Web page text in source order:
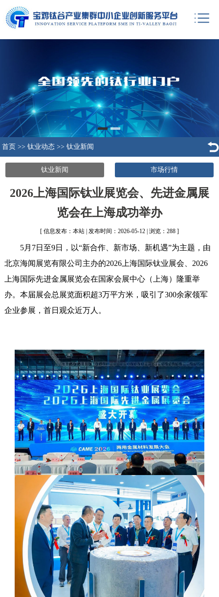
首页 >> 钛业动态 >> 钛业新闻
钛业新闻 市场行情
2026上海国际钛业展览会、先进金属展
览会在上海成功举办
[ 信息发布：本站 | 发布时间：2026-05-12 | 浏览：288 ]
5月7日至9日，以“新合作、新市场、新机遇”为主题，由
北京海闻展览有限公司主办的2026上海国际钛业展会、2026
上海国际先进金属展览会在国家会展中心（上海）隆重举
办。本届展会总展览面积超3万平方米，吸引了300余家领军
企业参展，首日观众近万人。